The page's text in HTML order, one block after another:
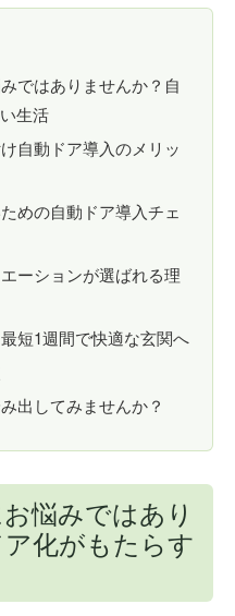
ではありませんか？自
生活
自動ドア導入のメリッ
めの自動ドア導入チェ
ーションが選ばれる理
短1週間で快適な玄関へ
出してみませんか？
悩みではあり
化がもたらす